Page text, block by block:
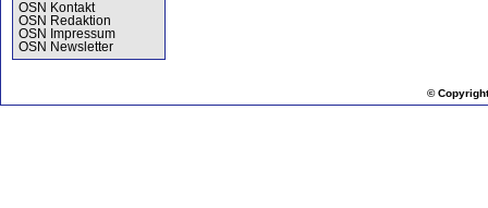
OSN Kontakt
OSN Redaktion
OSN Impressum
OSN Newsletter
©